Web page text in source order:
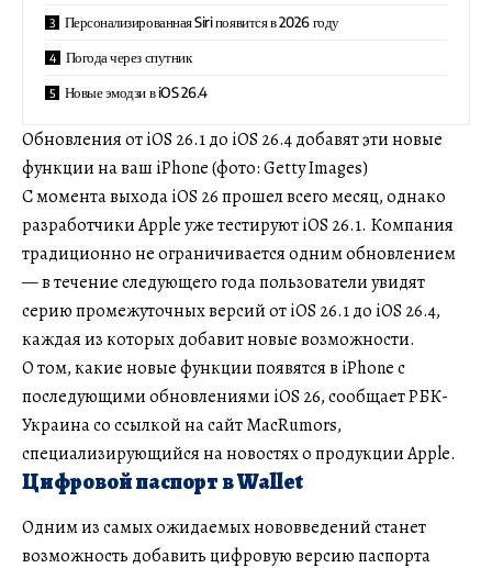
Персонализированная Siri появится в 2026 году
Погода через спутник
Новые эмодзи в iOS 26.4
Обновления от iOS 26.1 до iOS 26.4 добавят эти новые
функции на ваш iPhone (фото: Getty Images)
С момента выхода iOS 26 прошел всего месяц, однако
разработчики Apple уже тестируют iOS 26.1. Компания
традиционно не ограничивается одним обновлением
— в течение следующего года пользователи увидят
серию промежуточных версий от iOS 26.1 до iOS 26.4,
каждая из которых добавит новые возможности.
О том, какие новые функции появятся в iPhone с
последующими обновлениями iOS 26, сообщает РБК-
Украина со ссылкой на сайт MacRumors,
специализирующийся на новостях о продукции Apple.
Цифровой паспорт в Wallet
Одним из самых ожидаемых нововведений станет
возможность добавить цифровую версию паспорта